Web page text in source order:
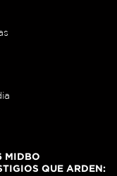
MIDBO
QUE ARDEN: